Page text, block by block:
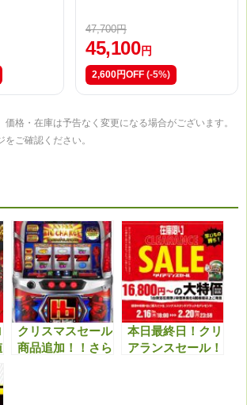
47,700円
45,100 円
2,600円OFF (-5%)
格・在庫は予告なく変更になる場合がございます。
ご確認ください。
クリスマスセール
商品追加！！さら
本日最終日！クリ
アランスセール！